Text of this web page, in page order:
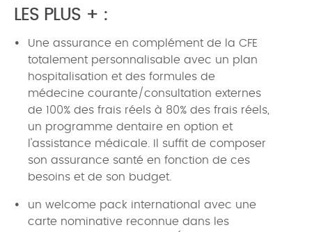
LES PLUS + :
Une assurance en complément de la CFE
totalement personnalisable avec un plan
hospitalisation et des formules de
médecine courante/consultation externes
de 100% des frais réels à 80% des frais réels,
un programme dentaire en option et
l'assistance médicale. Il suffit de composer
son assurance santé en fonction de ces
besoins et de son budget.
un welcome pack international avec une
carte nominative reconnue dans les